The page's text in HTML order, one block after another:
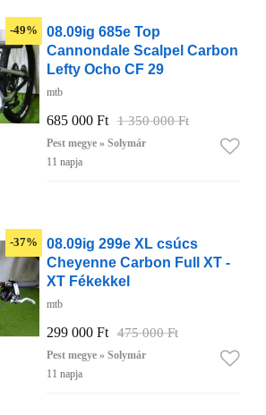
-49%
08.09ig 685e Top
Cannondale Scalpel Carbon
Lefty Ocho CF 29
mtb
685 000 Ft 1 350 000 Ft
Pest megye » Solymár
11 napja
-37%
08.09ig 299e XL csúcs
Cheyenne Carbon Full XT -
XT Fékekkel
mtb
299 000 Ft 475 000 Ft
Pest megye » Solymár
11 napja